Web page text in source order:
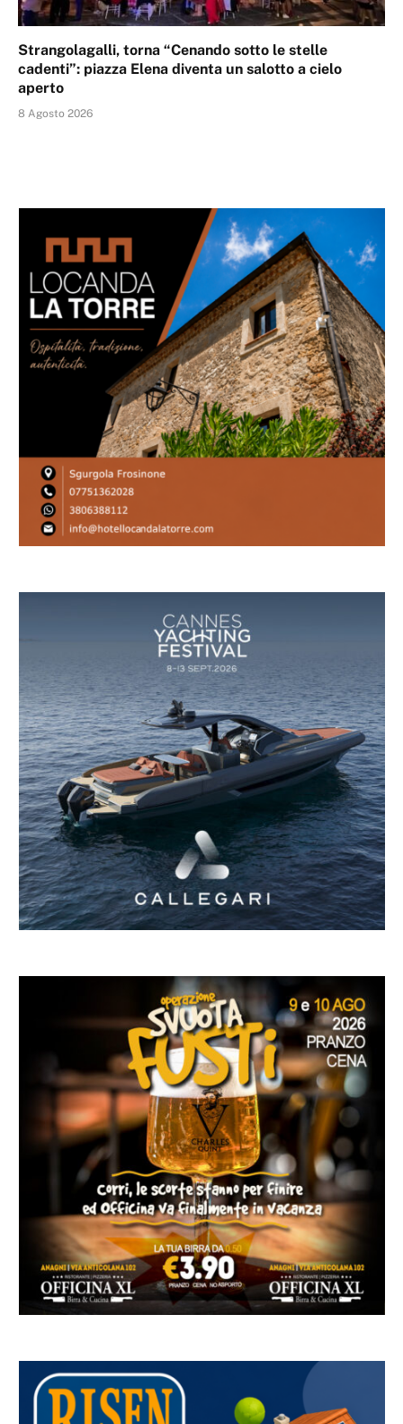
Strangolagalli, torna “Cenando sotto le stelle
cadenti”: piazza Elena diventa un salotto a cielo
aperto
8 Agosto 2026